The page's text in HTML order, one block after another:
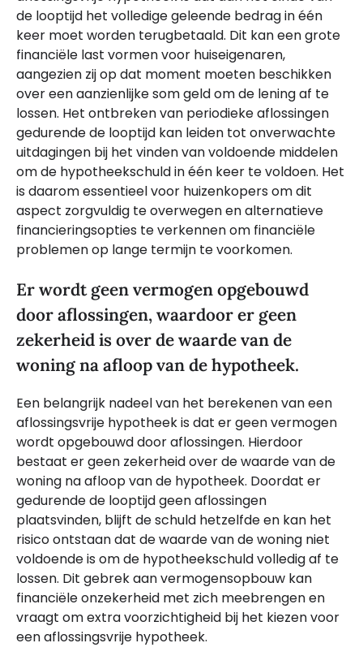
de looptijd het volledige geleende bedrag in één
keer moet worden terugbetaald. Dit kan een grote
financiële last vormen voor huiseigenaren,
aangezien zij op dat moment moeten beschikken
over een aanzienlijke som geld om de lening af te
lossen. Het ontbreken van periodieke aflossingen
gedurende de looptijd kan leiden tot onverwachte
uitdagingen bij het vinden van voldoende middelen
om de hypotheekschuld in één keer te voldoen. Het
is daarom essentieel voor huizenkopers om dit
aspect zorgvuldig te overwegen en alternatieve
financieringsopties te verkennen om financiële
problemen op lange termijn te voorkomen.
Er wordt geen vermogen opgebouwd
door aflossingen, waardoor er geen
zekerheid is over de waarde van de
woning na afloop van de hypotheek.
Een belangrijk nadeel van het berekenen van een
aflossingsvrije hypotheek is dat er geen vermogen
wordt opgebouwd door aflossingen. Hierdoor
bestaat er geen zekerheid over de waarde van de
woning na afloop van de hypotheek. Doordat er
gedurende de looptijd geen aflossingen
plaatsvinden, blijft de schuld hetzelfde en kan het
risico ontstaan dat de waarde van de woning niet
voldoende is om de hypotheekschuld volledig af te
lossen. Dit gebrek aan vermogensopbouw kan
financiële onzekerheid met zich meebrengen en
vraagt om extra voorzichtigheid bij het kiezen voor
een aflossingsvrije hypotheek.